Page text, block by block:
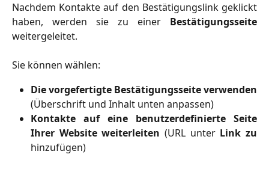
Nachdem Kontakte auf den Bestätigungslink geklickt
haben, werden sie zu einer Bestätigungsseite
weitergeleitet.
Sie können wählen:
Die vorgefertigte Bestätigungsseite verwenden
(Überschrift und Inhalt unten anpassen)
Kontakte auf eine benutzerdefinierte Seite
Ihrer Website weiterleiten (URL unter Link zu
hinzufügen)